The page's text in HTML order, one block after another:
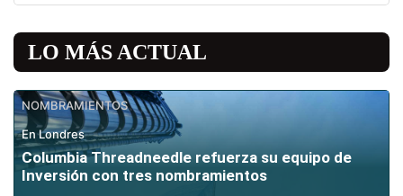
LO MÁS ACTUAL
NOMBRAMIENTOS
En Londres
Columbia Threadneedle refuerza su equipo de
Inversión con tres nombramientos